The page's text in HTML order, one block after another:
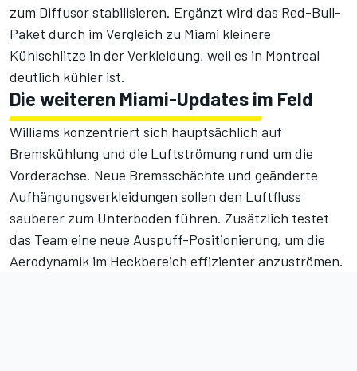
zum Diffusor stabilisieren. Ergänzt wird das Red-Bull-
Paket durch im Vergleich zu Miami kleinere
Kühlschlitze in der Verkleidung, weil es in Montreal
deutlich kühler ist.
Die weiteren Miami-Updates im Feld
Williams konzentriert sich hauptsächlich auf
Bremskühlung und die Luftströmung rund um die
Vorderachse. Neue Bremsschächte und geänderte
Aufhängungsverkleidungen sollen den Luftfluss
sauberer zum Unterboden führen. Zusätzlich testet
das Team eine neue Auspuff-Positionierung, um die
Aerodynamik im Heckbereich effizienter anzuströmen.